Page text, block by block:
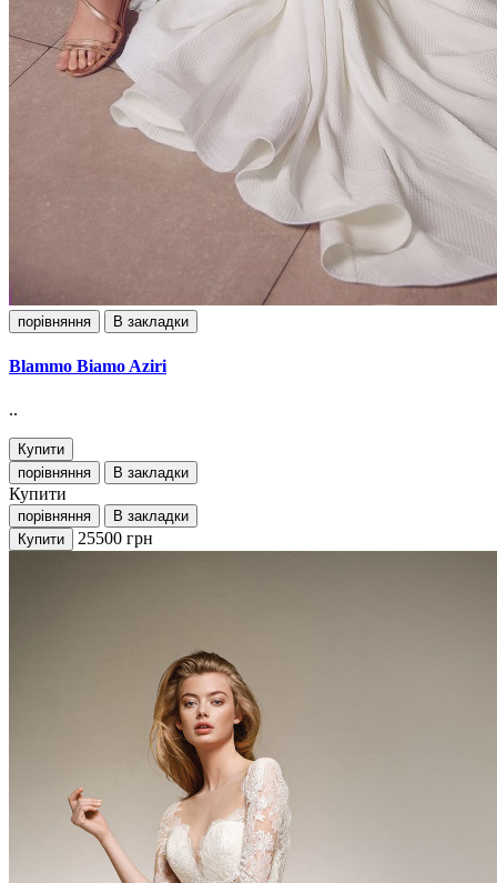
порівняння В закладки
Blammo Biamo Aziri
..
Купити
порівняння
В закладки
Купити
порівняння
В закладки
Купити
25500 грн